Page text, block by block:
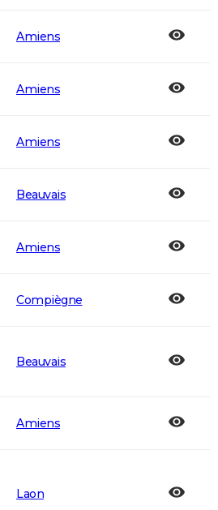
Amiens
Amiens
Amiens
Beauvais
Amiens
Compiègne
Beauvais
Amiens
Laon